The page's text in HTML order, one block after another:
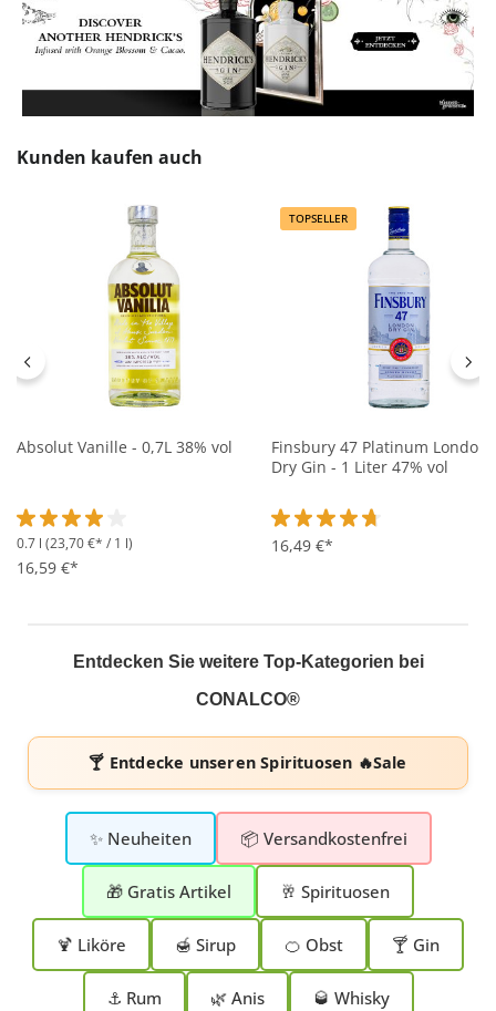
Produktgalerie überspringen
Kunden kaufen auch
Absolut Vanille - 0,7L 38% vol
Durchschnittliche Bewertung von 4 von 5 Sternen
0.7 l (23,70 €* / 1 l)
16,59 €*
TOPSELLER
Finsbury 47 Platinum London
Dry Gin - 1 Liter 47% vol
Durchschnittliche
16,49 €*
Entdecken Sie weitere Top-Kategorien bei
CONALCO®
🍸 Entdecke unserenSpirituosen 🔥Sale
✨ Neuheiten 📦 Versandkostenfrei
🎁 Gratis Artikel 🥂 Spirituosen
🍹 Liköre 🍯 Sirup 🍊 Obst 🍸 Gin
⚓ Rum 🌿 Anis 🥃 Whisky